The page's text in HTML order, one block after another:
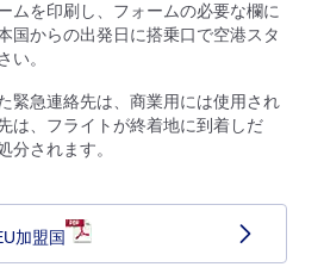
ムを印刷し、フォームの必要な欄に
国からの出発日に搭乗口で空港スタ
い。
緊急連絡先は、商業用には使用され
は、フライトが終着地に到着しだ
分されます。
加盟国